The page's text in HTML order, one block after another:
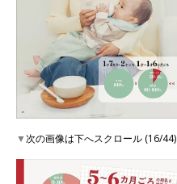
▼次の画像は下へスクロール (16/44)